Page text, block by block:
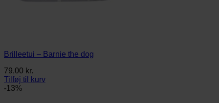
Brilleetui – Barnie the dog
79,00 kr.
Tilføj til kurv
-13%